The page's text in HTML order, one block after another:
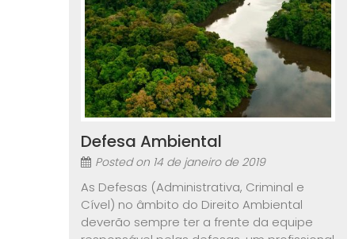
Defesa Ambiental
Posted on 14 de janeiro de 2019
As Defesas (Administrativa, Criminal e
Cível) no âmbito do Direito Ambiental
deverão sempre ter a frente da equipe